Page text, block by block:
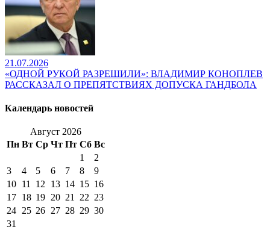
21.07.2026
«ОДНОЙ РУКОЙ РАЗРЕШИЛИ»: ВЛАДИМИР КОНОПЛЕВ
РАССКАЗАЛ О ПРЕПЯТСТВИЯХ ДОПУСКА ГАНДБОЛА
Календарь новостей
Август 2026
Пн Вт Ср Чт Пт Сб Вс
1
2
3
4 5 6 7 8
9
10 11 12 13 14 15 16
17 18 19 20 21 22 23
24 25 26 27 28 29 30
31